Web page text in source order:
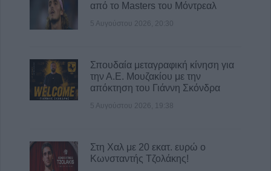
λεπτά!"
6 Αυγούστου 2026, 09:57
εβδομάδα
6 Αυγούστου 2026, 08:52
από το Masters του Μόντρεαλ
5 Αυγούστου 2026, 20:30
Σπουδαία μεταγραφική κίνηση για
την Α.Ε. Μουζακίου με την
απόκτηση του Γιάννη Σκόνδρα
5 Αυγούστου 2026, 19:38
Στη Χαλ με 20 εκατ. ευρώ ο
Κωνσταντής Τζολάκης!